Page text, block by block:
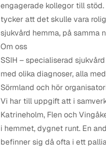
engagerade kollegor till
tycker att det skulle vara
sjukvård hemma, på samma
Om oss
SSIH – specialiserad
med olika diagnoser, alla
Sörmland och hör
Vi har till uppgift att i
Katrineholm, Flen och
i hemmet, dygnet runt. En
befinner sig då ofta i ett